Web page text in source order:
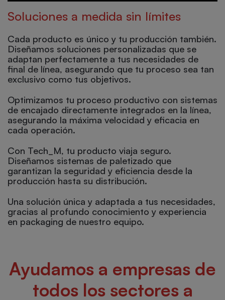
Soluciones a medida sin límites
Cada producto es único y tu producción también.
Diseñamos soluciones personalizadas que se
adaptan perfectamente a tus necesidades de
final de línea, asegurando que tu proceso sea tan
exclusivo como tus objetivos.
Optimizamos tu proceso productivo con sistemas
de encajado directamente integrados en la línea,
asegurando la máxima velocidad y eficacia en
cada operación.
Con Tech_M, tu producto viaja seguro.
Diseñamos sistemas de paletizado que
garantizan la seguridad y eficiencia desde la
producción hasta su distribución.
Una solución única y adaptada a tus necesidades,
gracias al profundo conocimiento y experiencia
en packaging de nuestro equipo.
Ayudamos a empresas de
todos los sectores a